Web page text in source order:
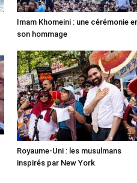
Imam Khomeini : une cérémonie
son hommage
Royaume-Uni : les musulmans
inspirés par New York